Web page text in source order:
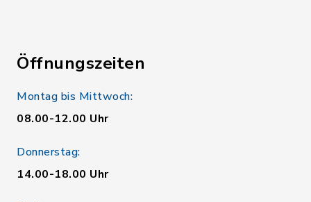
Öffnungszeiten
Montag bis Mittwoch:
08.00-12.00 Uhr
Donnerstag:
14.00-18.00 Uhr